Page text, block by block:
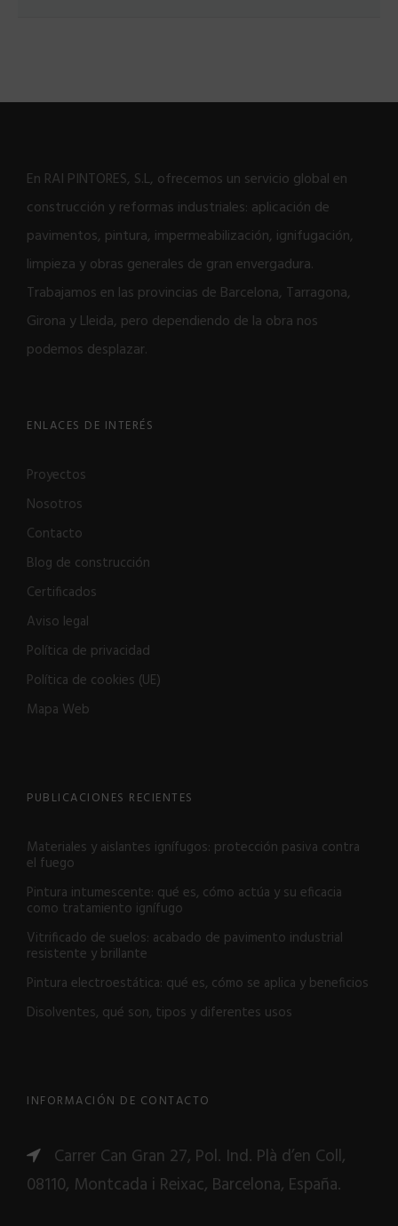
En RAI PINTORES, S.L, ofrecemos un servicio global en
construcción y reformas industriales: aplicación de
pavimentos, pintura, impermeabilización, ignifugación,
limpieza y obras generales de gran envergadura.
Trabajamos en las provincias de Barcelona, Tarragona,
Girona y Lleida, pero dependiendo de la obra nos
podemos desplazar.
ENLACES DE INTERÉS
Proyectos
Nosotros
Contacto
Blog de construcción
Certificados
Aviso legal
Política de privacidad
Política de cookies (UE)
Mapa Web
PUBLICACIONES RECIENTES
Materiales y aislantes ignífugos: protección pasiva contra
el fuego
Pintura intumescente: qué es, cómo actúa y su eficacia
como tratamiento ignífugo
Vitrificado de suelos: acabado de pavimento industrial
resistente y brillante
Pintura electroestática: qué es, cómo se aplica y beneficios
Disolventes, qué son, tipos y diferentes usos
INFORMACIÓN DE CONTACTO
Carrer Can Gran 27, Pol. Ind. Plà d’en Coll,
08110, Montcada i Reixac, Barcelona, España.